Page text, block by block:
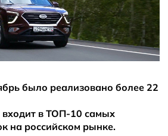
было реализовано более 22
входит в ТОП-10 самых
на российском рынке.